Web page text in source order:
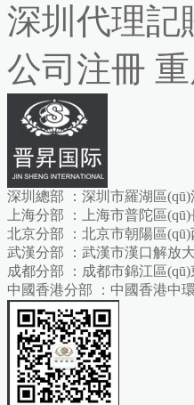
深圳代理記
公司注冊
深圳總部 ：深圳市羅湖區
上海分部 ：上海市普陀區
北京分部 ：北京市朝陽區(qū)
武漢分部 ：武漢市漢口解放
成都分部 ：成都市錦江區
中國香港分部 ：中國香港中